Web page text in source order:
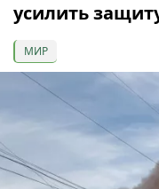
усилить
МИР